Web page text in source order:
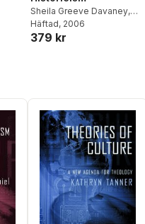
Sheila Greeve Davaney,
Sheila Greeve Davaney
Häftad, 2006
379 kr